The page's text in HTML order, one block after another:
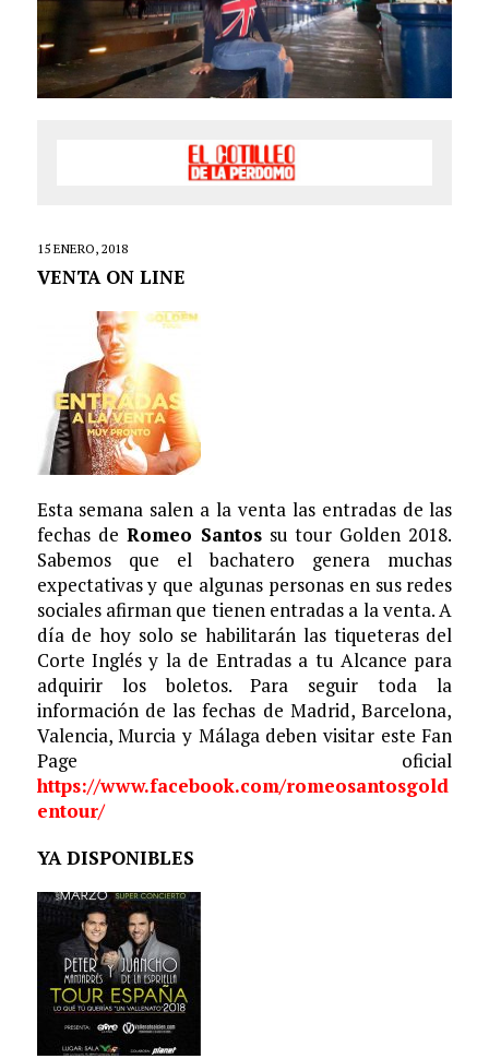
15 ENERO, 2018
VENTA ON LINE
Esta semana salen a la venta las entradas de las
fechas de Romeo Santossu tour Golden 2018.
Sabemos que el bachatero genera muchas
expectativas y que algunas personas en sus redes
sociales afirman que tienen entradas a la venta. A
día de hoy solo se habilitarán las tiqueteras del
Corte Inglés y la de Entradas a tu Alcance para
adquirir los boletos. Para seguir toda la
información de las fechas de Madrid, Barcelona,
Valencia, Murcia y Málaga deben visitar este Fan
Page oficial
https://www.facebook.com/romeosantosgold
entour/
YA DISPONIBLES